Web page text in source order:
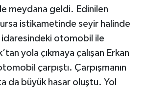
meydana geldi. Edinilen
istikametinde seyir halinde
idaresindeki otomobil ile
yola çıkmaya çalışan Erkan
çarpıştı. Çarpışmanın
da büyük hasar oluştu. Yol